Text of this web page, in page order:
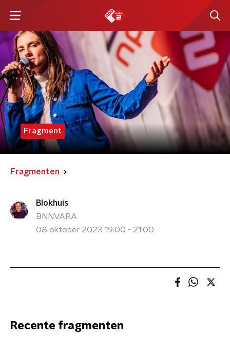
Fragment
Fragmenten
Blokhuis
BNNVARA
08 oktober 2023 19:00 - 21:00
Recente fragmenten